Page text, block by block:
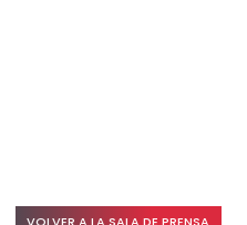
VOLVER A LA SALA DE PRENSA